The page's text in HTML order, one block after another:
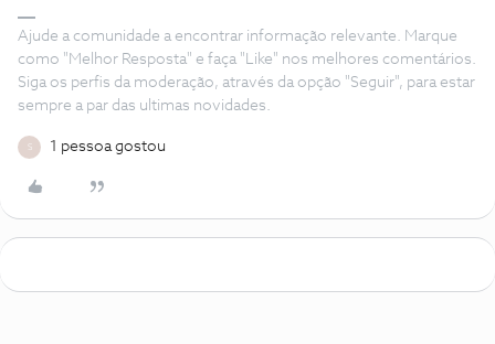
Ajude a comunidade a encontrar informação relevante. Marque
como "Melhor Resposta" e faça "Like" nos melhores comentários.
Siga os perfis da moderação, através da opção "Seguir", para estar
sempre a par das ultimas novidades.
S 1 pessoa gostou